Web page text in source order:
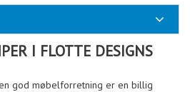
I FLOTTE DESIGNS
god møbelforretning er en billig